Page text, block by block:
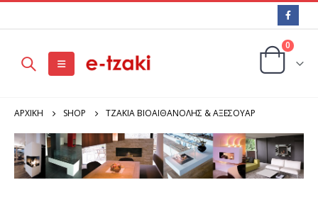
0
ΑΡΧΙΚΉ SHOP ΤΖΑΚΙΑ ΒΙΟΑΙΘΑΝΟΛΗΣ & ΑΞΕΣΟΥΑΡ